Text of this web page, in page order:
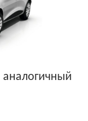
аналогичный